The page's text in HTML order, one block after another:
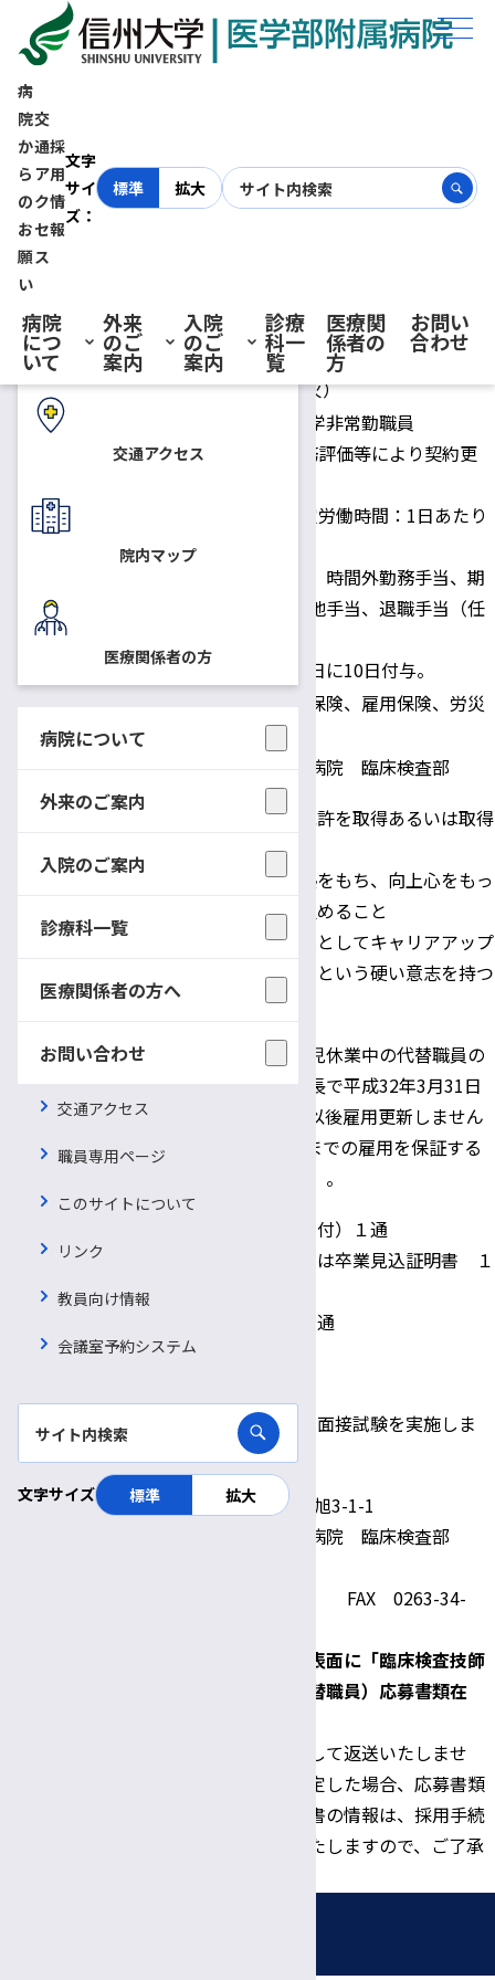
病
院
か
ら
の
お
願
い
交
通
ア
ク
セ
ス
採
用
情
報
文字
サイ
ズ：
標準 拡大
病院
につ
いて
外来
のご
案内
入院
のご
案内
診療
科一
覧
医療関
係者の
方
お問い
合わせ
ホーム
採用情報
臨床検査技師（有期雇用職員：代替職員） 募集
臨床検査技師（有期雇用職員：
代替職員） 募集
2018.07.05
募集人員
臨床検査技師（有期雇用職員）代替職員
採用予定日
平成30年9月18日（火）
国立大学法人信州大学非常勤職員
1事業年度契約。勤務評価等により契約更
日給：9,120円 所定労働時間：1日あたり
7時間45分
住宅手当、通勤手当、時間外勤務手当、期
末・勤勉手当、寒冷地手当、退職手当（任
年次有給休暇：採用日に10日付与。
健康保険、厚生年金保険、雇用保険、労災
信州大学医学部附属病院 臨床検査部
臨床検査技師免許を取得あるいは取得
見込みの者
臨床検査に情熱をもち、向上心をもっ
て業務に取り組めること
高度専門職業人としてキャリアアップ
を果していこうという硬い意志を持つ
備考
産前・産後休暇、育児休業中の代替職員の
公募となるため、最長で平成32年3月31日
までの雇用となり、以後雇用更新しません
（平成32年3月31日までの雇用を保証する
ものではありません）。
履歴書（写真貼付）１通
卒業証明書または卒業見込証明書 １
成績証明書 １通
選考方法
書類選考の後、面接試験を実施しま
〒390-8621 松本市旭3-1-1
信州大学医学部附属病院 臨床検査部
TEL 0263-37-2805 FAX 0263-34-
郵送の場合、封筒の表面に「臨床検査技師
（有期雇用職員：代替職員）応募書類在
※応募書類は原則として返送いたしませ
ん。また、採用が決定した場合、応募書類
として提出した履歴書の情報は、採用手続
き書類として利用いたしますので、ご了承
入院・ご面会の方へ
交通アクセス
院内マップ
医療関係者の方
病院について
外来のご案内
入院のご案内
診療科一覧
医療関係者の方へ
お問い合わせ
交通アクセス
職員専用ページ
このサイトについて
リンク
教員向け情報
会議室予約システム
文字サイズ 標準 拡大